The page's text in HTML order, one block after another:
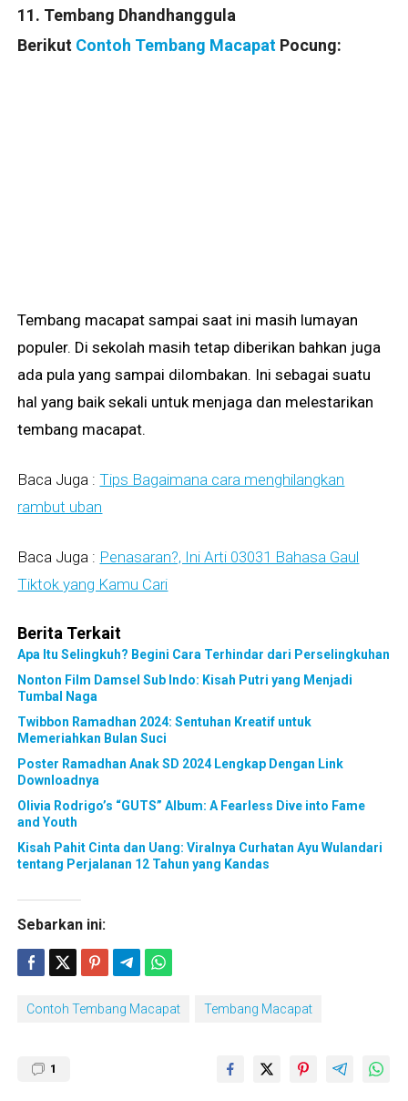
11. Tembang Dhandhanggula
Berikut Contoh Tembang Macapat Pocung:
Tembang macapat sampai saat ini masih lumayan
populer. Di sekolah masih tetap diberikan bahkan juga
ada pula yang sampai dilombakan. Ini sebagai suatu
hal yang baik sekali untuk menjaga dan melestarikan
tembang macapat.
Baca Juga :Tips Bagaimana cara menghilangkan
rambut uban
Baca Juga : Penasaran?, Ini Arti 03031 Bahasa Gaul
Tiktok yang Kamu Cari
Berita Terkait
Apa Itu Selingkuh? Begini Cara Terhindar dari Perselingkuhan
Nonton Film Damsel Sub Indo: Kisah Putri yang Menjadi
Tumbal Naga
Twibbon Ramadhan 2024: Sentuhan Kreatif untuk
Memeriahkan Bulan Suci
Poster Ramadhan Anak SD 2024 Lengkap Dengan Link
Downloadnya
Olivia Rodrigo’s “GUTS” Album: A Fearless Dive into Fame
and Youth
Kisah Pahit Cinta dan Uang: Viralnya Curhatan Ayu Wulandari
tentang Perjalanan 12 Tahun yang Kandas
Sebarkan ini:
Contoh Tembang Macapat Tembang Macapat
1